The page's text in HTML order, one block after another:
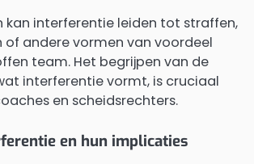
kan interferentie leiden tot straffen,
of andere vormen van voordeel
team. Het begrijpen van de
interferentie vormt, is cruciaal
en scheidsrechters.
en hun implicaties